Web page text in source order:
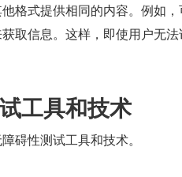
格式提供相同的内容。例如
取信息。这样，即使用户无
工具和技术
碍性测试工具和技术。